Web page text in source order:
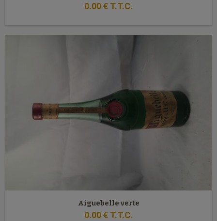
0.00€ T.T.C.
Aiguebelle verte
0.00€ T.T.C.